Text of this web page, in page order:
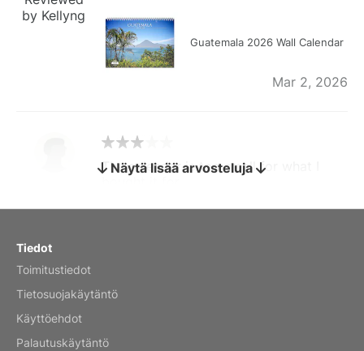
by Kellyng
Guatemala 2026 Wall Calendar
Mar 2, 2026
by charles
The calendar is too small for what I
bought it for
Näytä lisää arvosteluja
Tiedot
Toimitustiedot
Tietosuojakäytäntö
Käyttöehdot
Palautuskäytäntö